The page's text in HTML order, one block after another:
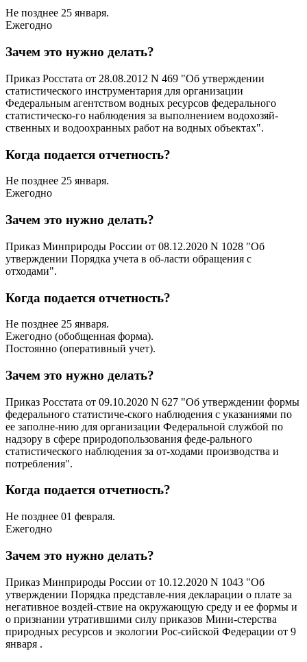
Не позднее 25 января.
Ежегодно
Зачем это нужно делать?
Приказ Росстата от 28.08.2012 N 469 "Об утверждении
статистического инструментария для организации
Федеральным агентством водных ресурсов федерального
статистическо-го наблюдения за выполнением водохозяй-
ственных и водоохранных работ на водных объектах".
Когда подается отчетность?
Не позднее 25 января.
Ежегодно
Зачем это нужно делать?
Приказ Минприроды России от 08.12.2020 N 1028 "Об
утверждении Порядка учета в об-ласти обращения с
отходами".
Когда подается отчетность?
Не позднее 25 января.
Ежегодно (обобщенная форма).
Постоянно (оперативный учет).
Зачем это нужно делать?
Приказ Росстата от 09.10.2020 N 627 "Об утверждении формы
федерального статистиче-ского наблюдения с указаниями по
ее заполне-нию для организации Федеральной службой по
надзору в сфере природопользования феде-рального
статистического наблюдения за от-ходами производства и
потребления".
Когда подается отчетность?
Не позднее 01 февраля.
Ежегодно
Зачем это нужно делать?
Приказ Минприроды России от 10.12.2020 N 1043 "Об
утверждении Порядка представле-ния декларации о плате за
негативное воздей-ствие на окружающую среду и ее формы и
о признании утратившими силу приказов Мини-стерства
природных ресурсов и экологии Рос-сийской Федерации от 9
января .